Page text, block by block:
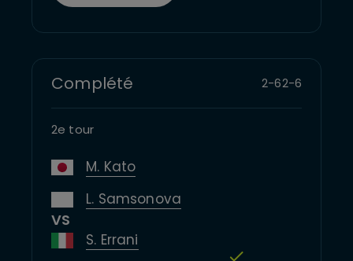
Complété 2-62-6
2e tour
M. Kato
L. Samsonova
VS
S. Errani